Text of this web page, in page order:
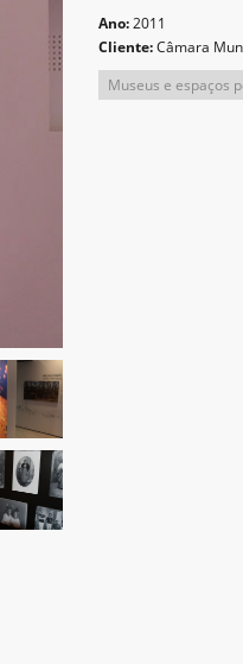
Ano:2011
Cliente:Câmara
Museus e espaços